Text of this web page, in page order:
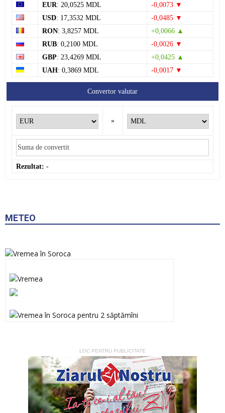
EUR: 20,0525 MDL
-0,0073 ▼
USD: 17,3532 MDL
-0,0485 ▼
RON: 3,8257 MDL
+0,0066 ▲
RUB: 0,2100 MDL
-0,0026 ▼
GBP: 23,4269 MDL
+0,0425 ▲
UAH: 0,3869 MDL -0,0017 ▼
Convertor valutar
»
Rezultat: -
METEO
LOC PENTRU PUBLICITATE